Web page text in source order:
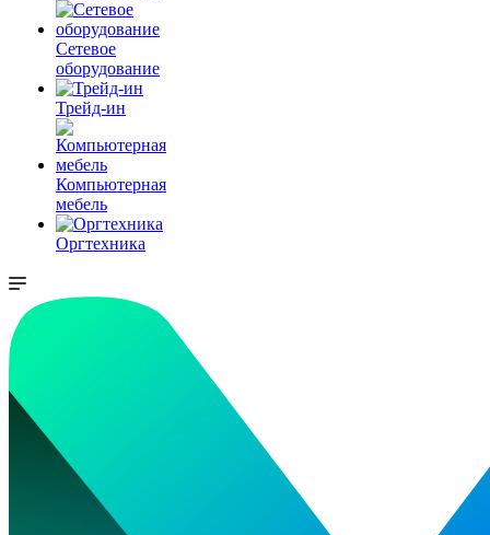
Сетевое
оборудование
Трейд-ин
Компьютерная
мебель
Оргтехника